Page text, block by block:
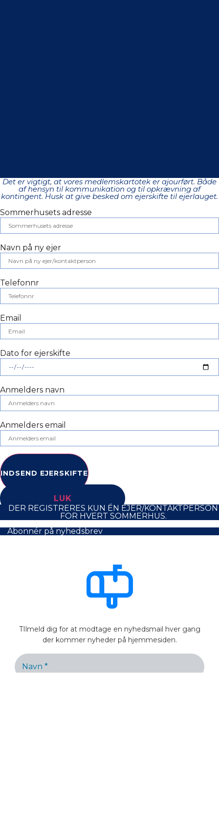
Det er vigtigt, at vores medlemskartotek er ajourført. Både
af hensyn til kommunikation og til opkrævning af
kontingent. Husk at give besked om ejerskifte til ejerlauget.
Sommerhusets adresse
Navn på ny ejer
Telefonnr
Email
Dato for ejerskifte
Anmelders navn
Anmelders email
INDSEND EJERSKIFTE
LUK
DER REGISTRERES KUN ÉN EJER/KONTAKTPERSON
FOR HVERT SOMMERHUS.
Abonnér på nyhedsbrev
TIlmeld dig for at modtage en nyhedsmail hver gang
der kommer nyheder på hjemmesiden.